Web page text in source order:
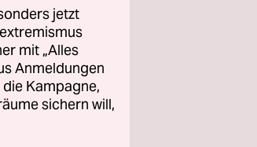
jetzt
mit „Alles
Anmeldungen
Kampagne,
sichern will,